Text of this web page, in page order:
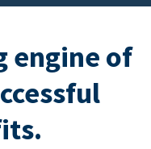
engine of